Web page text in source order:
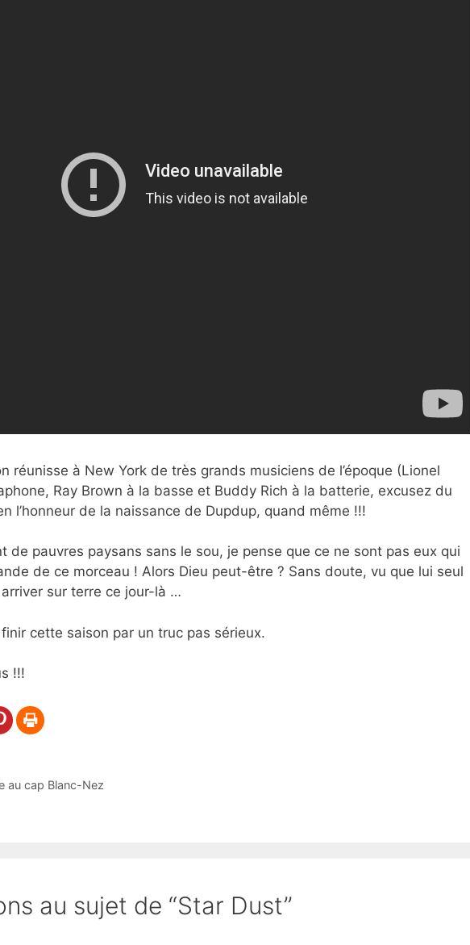
réunisse à New York de très grands musiciens de l’époque (Lionel
Ray Brown à la basse et Buddy Rich à la batterie, excusez du
l’honneur de la naissance de Dupdup, quand même !!!
de pauvres paysans sans le sou, je pense que ce ne sont pas eux qui
de ce morceau ! Alors Dieu peut-être ? Sans doute, vu que lui seul
arriver sur terre ce jour-là …
finir cette saison par un truc pas sérieux.
!!!
au cap Blanc-Nez
au sujet de “Star Dust”